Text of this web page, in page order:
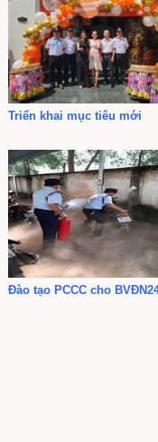
Triển khai mục tiêu mới
Đào tạo PCCC cho